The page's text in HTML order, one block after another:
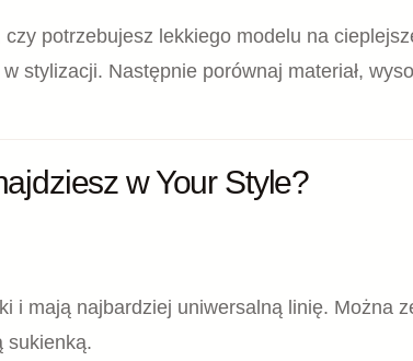
299,00zł 359,00zł